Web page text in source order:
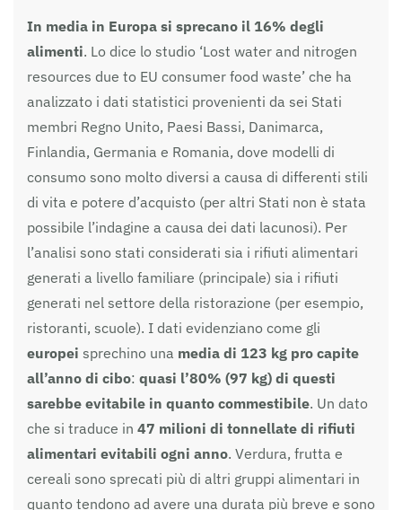
In media in Europa si sprecano il 16% degli
alimenti. Lo dice lo studio ‘Lost water and nitrogen
resources due to EU consumer food waste’ che ha
analizzato i dati statistici provenienti da sei Stati
membri Regno Unito, Paesi Bassi, Danimarca,
Finlandia, Germania e Romania, dove modelli di
consumo sono molto diversi a causa di differenti stili
di vita e potere d’acquisto (per altri Stati non è stata
possibile l’indagine a causa dei dati lacunosi). Per
l’analisi sono stati considerati sia i rifiuti alimentari
generati a livello familiare (principale) sia i rifiuti
generati nel settore della ristorazione (per esempio,
ristoranti, scuole). I dati evidenziano come gli
europei sprechino una media di 123 kg pro capite
all’anno di cibo: quasi l’80% (97 kg) di questi
sarebbe evitabile in quanto commestibile. Un dato
che si traduce in 47 milioni di tonnellate di rifiuti
alimentari evitabili ogni anno. Verdura, frutta e
cereali sono sprecati più di altri gruppi alimentari in
quanto tendono ad avere una durata più breve e sono